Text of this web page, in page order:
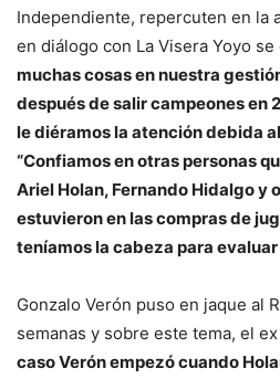
Independiente, repercuten en la
en diálogo con La Visera Yoyo se
muchas cosas en nuestra
después de salir campeones en
le diéramos la atención debida
“Confiamos en otras personas
Ariel Holan, Fernando Hidalgo y
estuvieron en las compras de
teníamos la cabeza para evaluar
Gonzalo Verón puso en jaque al
semanas y sobre este tema, el
caso Verón empezó cuando